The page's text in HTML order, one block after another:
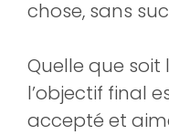
chose, sans
Quelle que soit
l’objectif final
accepté et